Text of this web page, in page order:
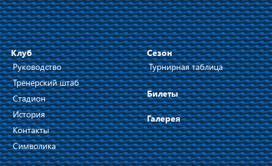
Клуб
Руководство
Тренерский штаб
Стадион
История
Контакты
Символика
Сезон
Турнирная таблица
Билеты
Галерея